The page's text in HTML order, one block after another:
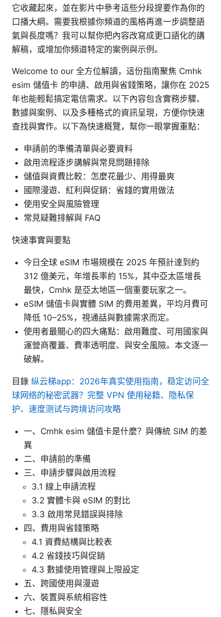
它收藏起來，並在影片中參考這些分段提要作為你的
口播大綱。需要我根據你頻道的風格再進一步調整語
氣與長度嗎？我可以幫你把內容改寫成更口語化的講
解稿，或增加你頻道特定的案例與示例。
Welcome to our 全方位解讀，這份指南聚焦 Cmhk
esim 儲值卡 的申請、啟用與省錢策略，讓你在 2025
年也能輕鬆搞定電信需求。以下內容包含實務步驟、
數據與案例、以及多種格式的資訊呈現，方便你快速
查找與實作。以下為快速概覽，幫你一眼掌握重點：
申請前的準備清單與必要資料
啟用流程逐步講解與常見問題排除
儲值與資費比較：怎麼花最少、用得最爽
國際漫遊、紅利與促銷：省錢的實用做法
使用安全與風險管理
常見疑難排解與 FAQ
快速事實與要點
今日全球 eSIM 市場規模在 2025 年預計達到約
312 億美元，年增長率約 15%，其中亞太區增長
最快，Cmhk 是亞太地區一個重要玩家之一。
eSIM 儲值卡與實體 SIM 的費用差異，平均月費可
降低 10–25%，視通話與數據需求而定。
使用者最關心的四大痛點：啟用難度、可用國家與
運營商覆蓋、費率透明度、與安全風險。本文逐一
破解。
目錄 纵云梯app：2026年真实使用指南，稳定访问全
球网络的秘密武器？完整 VPN 使用秘籍、隐私保
护、速度测试与跨境访问攻略
一、Cmhk esim 儲值卡是什麼？與傳統 SIM 的差
異
二、申請前的準備
三、申請步驟與啟用流程
3.1 線上申請流程
3.2 實體卡與 eSIM 的對比
3.3 啟用常見錯誤與排除
四、費用與省錢策略
4.1 資費結構與比較表
4.2 省錢技巧與促銷
4.3 數據使用管理與上限設定
五、跨國使用與漫遊
六、裝置與系統相容性
七、隱私與安全